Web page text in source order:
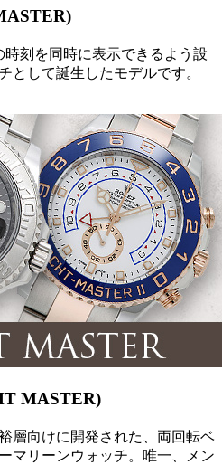
刻を同時に表示できるよう設
として誕生したモデルです。
MASTER)
層向けに開発された、両回転ベ
マリーンウォッチ。唯一、メン